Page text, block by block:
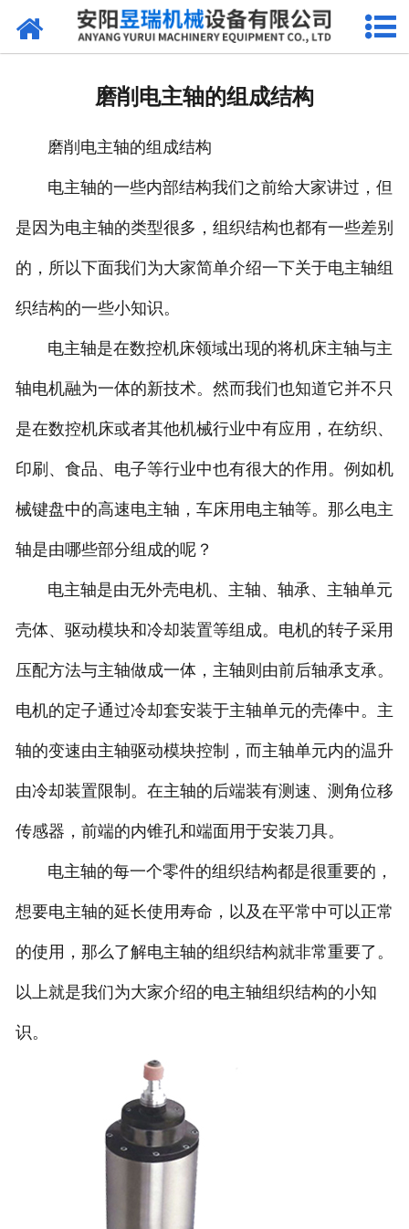
网站首页
联系我们
磨削电主轴的组成结构
磨削电主轴的组成结构
电主轴的一些内部结构我们之前给大家讲过，但
是因为电主轴的类型很多，组织结构也都有一些差别
的，所以下面我们为大家简单介绍一下关于电主轴组
织结构的一些小知识。
电主轴是在数控机床领域出现的将机床主轴与主
轴电机融为一体的新技术。然而我们也知道它并不只
是在数控机床或者其他机械行业中有应用，在纺织、
印刷、食品、电子等行业中也有很大的作用。例如机
械键盘中的高速电主轴，车床用电主轴等。那么电主
轴是由哪些部分组成的呢？
电主轴是由无外壳电机、主轴、轴承、主轴单元
壳体、驱动模块和冷却装置等组成。电机的转子采用
压配方法与主轴做成一体，主轴则由前后轴承支承。
电机的定子通过冷却套安装于主轴单元的壳俸中。主
轴的变速由主轴驱动模块控制，而主轴单元内的温升
由冷却装置限制。在主轴的后端装有测速、测角位移
传感器，前端的内锥孔和端面用于安装刀具。
电主轴的每一个零件的组织结构都是很重要的，
想要电主轴的延长使用寿命，以及在平常中可以正常
的使用，那么了解电主轴的组织结构就非常重要了。
以上就是我们为大家介绍的电主轴组织结构的小知
识。